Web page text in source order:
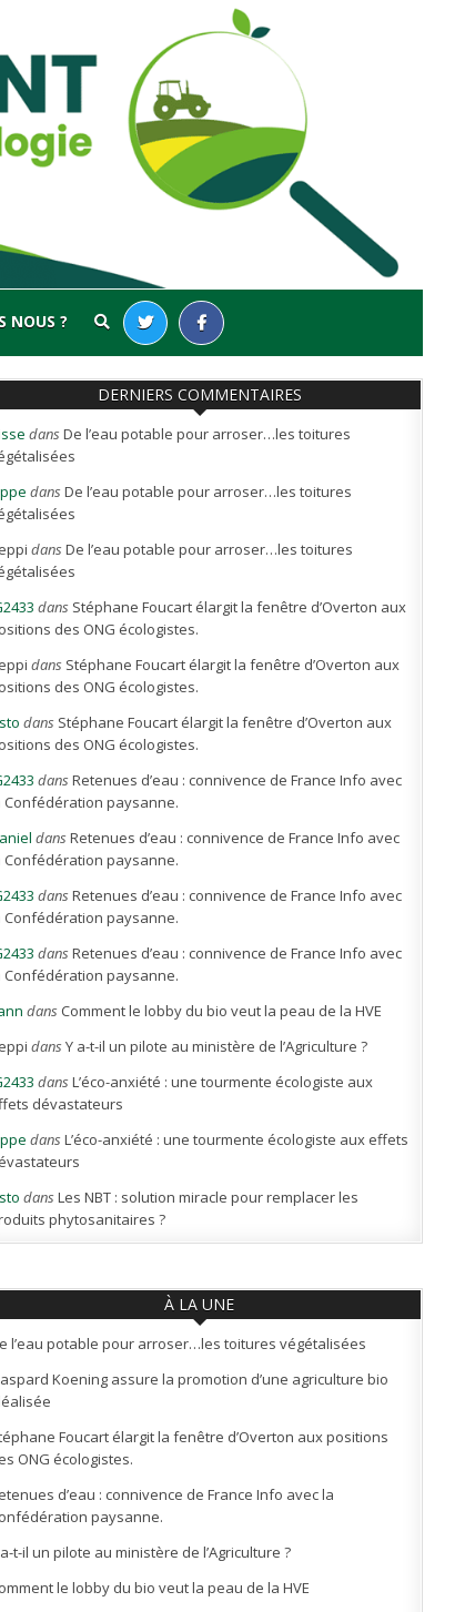
NOUS ?
DERNIERS COMMENTAIRES
dansDe l’eau potable pour arroser…les toitures
dansDe l’eau potable pour arroser…les toitures
dansDe l’eau potable pour arroser…les toitures
dans Stéphane Foucart élargit la fenêtre d’Overton aux
des ONG écologistes.
dans Stéphane Foucart élargit la fenêtre d’Overton aux
des ONG écologistes.
dans Stéphane Foucart élargit la fenêtre d’Overton aux
des ONG écologistes.
dansRetenues d’eau : connivence de France Info avec
Confédération paysanne.
dansRetenues d’eau : connivence de France Info avec
Confédération paysanne.
dansRetenues d’eau : connivence de France Info avec
Confédération paysanne.
dansRetenues d’eau : connivence de France Info avec
Confédération paysanne.
dans Comment le lobby du bio veut la peau de la HVE
dansY a-t-il un pilote au ministère de l’Agriculture ?
dansL’éco-anxiété : une tourmente écologiste aux
dévastateurs
dansL’éco-anxiété : une tourmente écologiste aux effets
dansLes NBT : solution miracle pour remplacer les
phytosanitaires ?
À LA UNE
l’eau potable pour arroser…les toitures végétalisées
Koening assure la promotion d’une agriculture bio
Foucart élargit la fenêtre d’Overton aux positions
ONG écologistes.
d’eau : connivence de France Info avec la
paysanne.
t-il un pilote au ministère de l’Agriculture ?
le lobby du bio veut la peau de la HVE